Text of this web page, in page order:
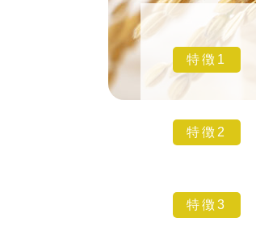
特徴1
特徴2
特徴3